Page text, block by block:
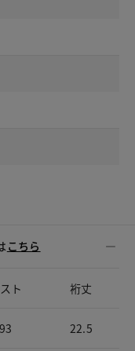
こちら
ト 裄丈
93 22.5